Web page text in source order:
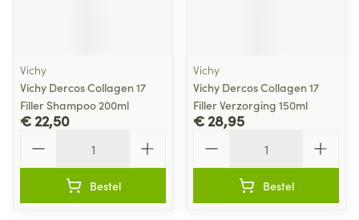
Vichy
Vichy Dercos Collagen 17
Filler Shampoo 200ml
€ 22,50
Bestel
Vichy
Vichy Dercos Collagen 17
Filler Verzorging 150ml
€ 28,95
Bestel